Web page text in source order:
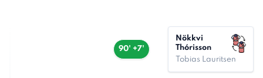
90' +7'
Nökkvi
Thórisson
Tobias Lauritsen